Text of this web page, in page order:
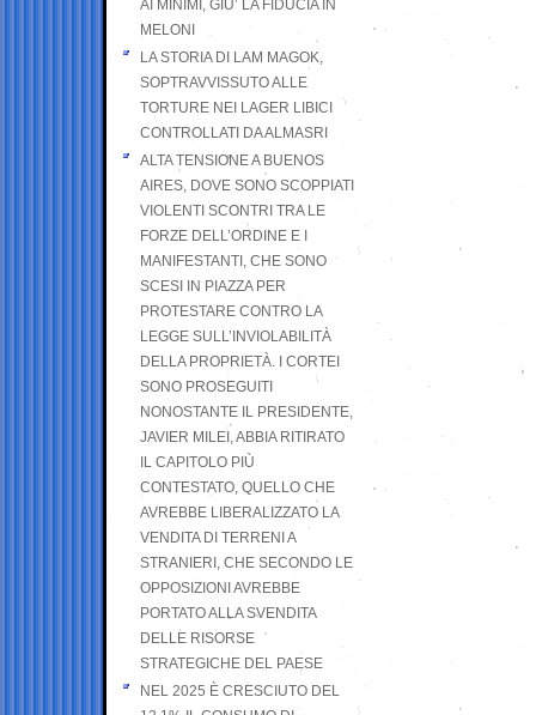
AI MINIMI, GIU’ LA FIDUCIA IN
MELONI
LA STORIA DI LAM MAGOK,
SOPTRAVVISSUTO ALLE
TORTURE NEI LAGER LIBICI
CONTROLLATI DA ALMASRI
ALTA TENSIONE A BUENOS
AIRES, DOVE SONO SCOPPIATI
VIOLENTI SCONTRI TRA LE
FORZE DELL’ORDINE E I
MANIFESTANTI, CHE SONO
SCESI IN PIAZZA PER
PROTESTARE CONTRO LA
LEGGE SULL’INVIOLABILITÀ
DELLA PROPRIETÀ. I CORTEI
SONO PROSEGUITI
NONOSTANTE IL PRESIDENTE,
JAVIER MILEI, ABBIA RITIRATO
IL CAPITOLO PIÙ
CONTESTATO, QUELLO CHE
AVREBBE LIBERALIZZATO LA
VENDITA DI TERRENI A
STRANIERI, CHE SECONDO LE
OPPOSIZIONI AVREBBE
PORTATO ALLA SVENDITA
DELLE RISORSE
STRATEGICHE DEL PAESE
NEL 2025 È CRESCIUTO DEL